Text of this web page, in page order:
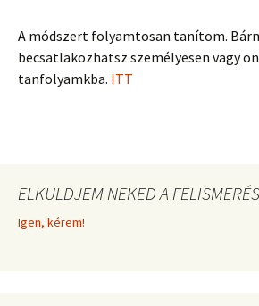
A módszert folyamtosan tanítom.
becsatlakozhatsz személyesen vagy
tanfolyamkba. ITT
ELKÜLDJEM NEKED A
Igen, kérem!